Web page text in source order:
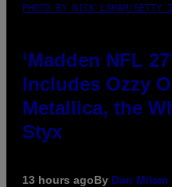
PHOTO BY NICK LAHAM/GETTY
‘Madden NFL
Includes Ozzy
Metallica, the
Styx
13 hours agoBy Dan Milam